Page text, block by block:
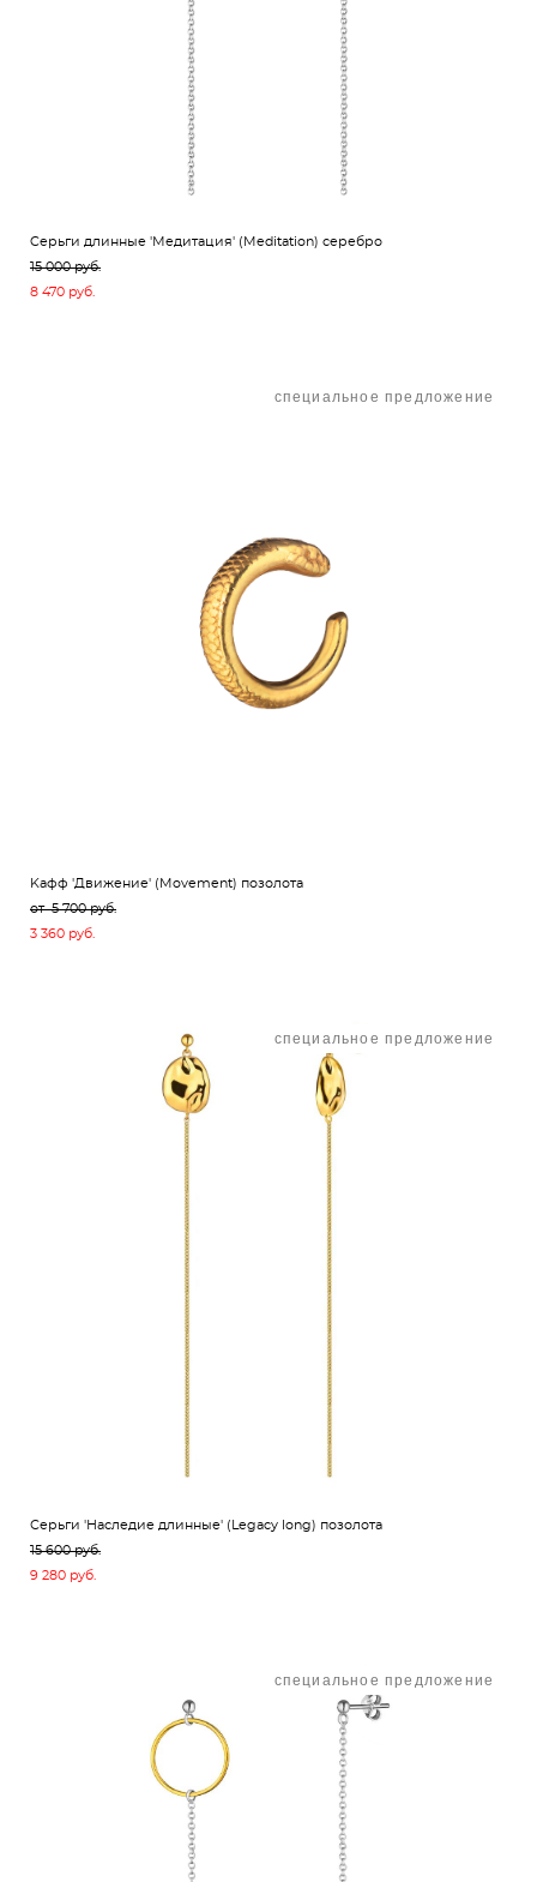
Cерьги длинные 'Медитация' (Meditation) серебро
15 000 pуб.
8 470 pуб.
специальное предложение
Kафф 'Движение' (Movement) позолота
от 5 700 pуб.
3 360 pуб.
специальное предложение
Серьги 'Наследие длинные' (Legacy long) позолота
15 600 pуб.
9 280 pуб.
специальное предложение